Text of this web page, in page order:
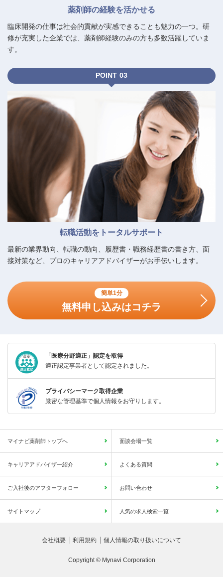
薬剤師の経験を活かせる
臨床開発の仕事は社会的貢献が実感できることも魅力の一つ。研
修が充実した企業では、薬剤師経験のみの方も多数活躍していま
す。
POINT
転職活動をトータルサポート
最新の業界動向、転職の動向、履歴書・職務経歴書の書き方、面
接対策など、プロのキャリアアドバイザーがお手伝いします。
簡単1分
無料申し込みはコチラ
「医療分野適正」認定を取得
適正認定事業者として認定されました。
プライバシーマーク取得企業
厳密な管理基準で個人情報をお守りします。
マイナビ薬剤師トップへ 面談会場一覧
キャリアアドバイザー紹介 よくある質問
ご入社後のアフターフォロー お問い合わせ
サイトマップ 人気の求人検索一覧
会社概要 利用規約 個人情報の取り扱いについて
Copyright © Mynavi Corporation